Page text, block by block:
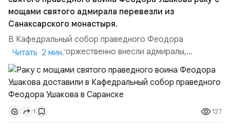
мощами святого адмирала перевезли из
Санаксарского монастыря.
В Кафедральный собор праведного Феодора
Ушакова раку торжественно внесли адмиралы,
участвовавшие в канонизации святого праведного
воина Феодора Ушакова 25 лет назад:Адмирал
Владимир Прокофьевич Валуев, командующий
Балтийским флотом ВМФ России (2001–2006
гг.);Адмирал Владимир Петрович Комоедов,
командующий Черноморским флотом ВМФ России
Читать 2 мин.
1 127